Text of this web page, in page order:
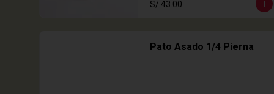
S/ 43.00
Pato Asado 1/4 Pierna